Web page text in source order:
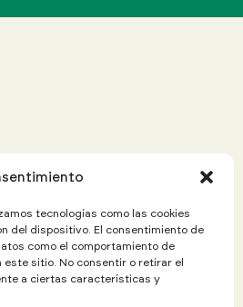
tecnologías como las cookies
del dispositivo. El consentimiento de
como el comportamiento de
sitio. No consentir o retirar el
a ciertas características y